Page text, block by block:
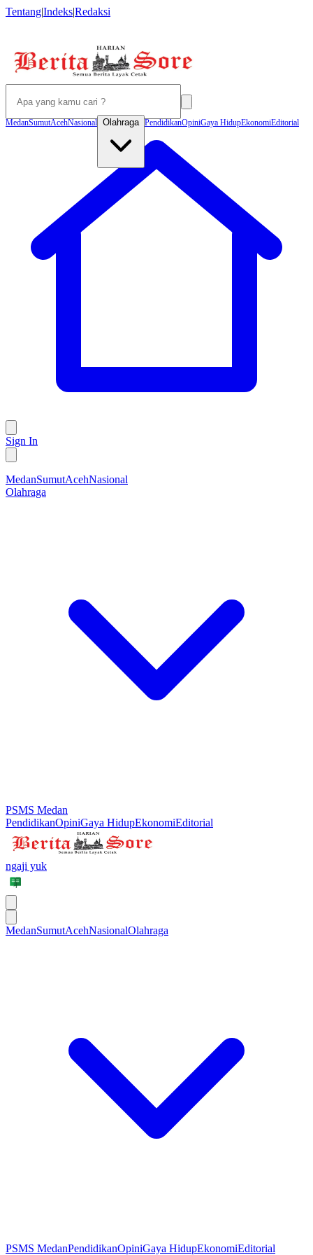
Tentang|Indeks|Redaksi
MedanSumutAcehNasional Olahraga PendidikanOpiniGaya HidupEkonomiEditorial
Sign In
MedanSumutAcehNasional
Olahraga
PSMS Medan
PendidikanOpiniGaya HidupEkonomiEditorial
ngaji yuk
MedanSumutAcehNasionalOlahraga
PSMS MedanPendidikanOpiniGaya HidupEkonomiEditorial